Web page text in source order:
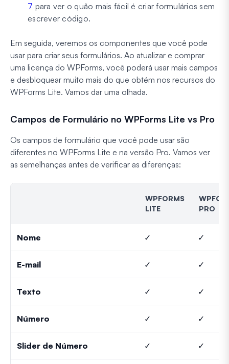
7 para ver o quão mais fácil é criar formulários sem
escrever código.
Em seguida, veremos os componentes que você pode
usar para criar seus formulários. Ao atualizar e comprar
uma licença do WPForms, você poderá usar mais campos
e desbloquear muito mais do que obtém nos recursos do
WPForms Lite. Vamos dar uma olhada.
Campos de Formulário no WPForms Lite vs Pro
Os campos de formulário que você pode usar são
diferentes no WPForms Lite e na versão Pro. Vamos ver
as semelhanças antes de verificar as diferenças:
WPFORMS
LITE
PRO
Nome ✓ ✓
E-mail ✓ ✓
Texto ✓ ✓
Número ✓ ✓
Slider de Número ✓ ✓